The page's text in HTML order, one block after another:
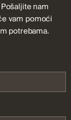
nam
vam pomoći
potrebama.